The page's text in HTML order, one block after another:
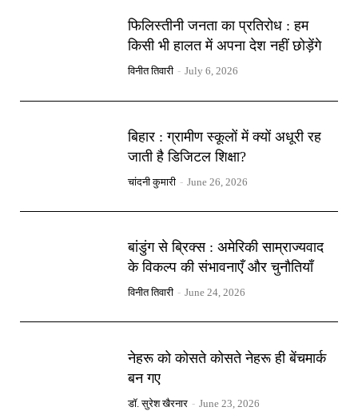
फिलिस्तीनी जनता का प्रतिरोध : हम
किसी भी हालत में अपना देश नहीं छोड़ेंगे
विनीत तिवारी - July 6, 2026
बिहार : ग्रामीण स्कूलों में क्यों अधूरी रह
जाती है डिजिटल शिक्षा?
चांदनी कुमारी - June 26, 2026
बांडुंग से ब्रिक्स : अमेरिकी साम्राज्यवाद
के विकल्प की संभावनाएँ और चुनौतियाँ
विनीत तिवारी - June 24, 2026
नेहरू को कोसते कोसते नेहरू ही बेंचमार्क
बन गए
डॉ. सुरेश खैरनार - June 23, 2026